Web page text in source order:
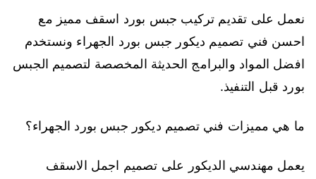
نعمل على تقديم تركيب جبس بورد اسقف مميز مع
احسن فني تصميم ديكور جبس بورد الجهراء ونستخدم
افضل المواد والبرامج الحديثة المخصصة لتصميم الجبس
بورد قبل التنفيذ.
ما هي مميزات فني تصميم ديكور جبس بورد الجهراء؟
يعمل مهندسي الديكور على تصميم اجمل الاسقف